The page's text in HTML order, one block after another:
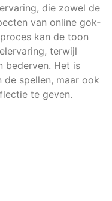
die zowel de
van online gok­
kan de toon
ter­wi­jl
beder­ven. Het is
de spel­len, maar ook
te geven.